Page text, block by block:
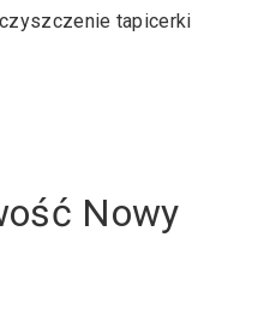
tapicerki
Nowy